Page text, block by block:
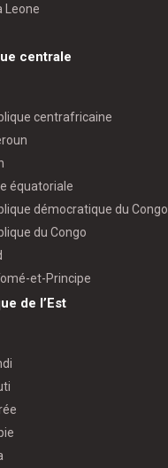
Leone
centrale
centrafricaine
équatoriale
démocratique du Congo
du Congo
et-Principe
de l’Est